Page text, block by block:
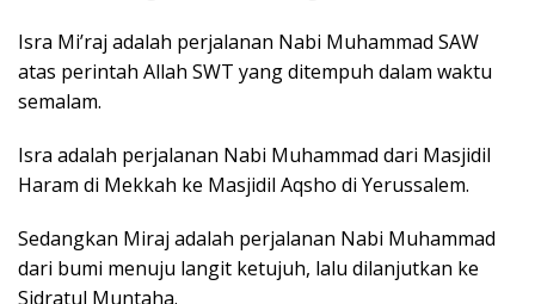
Isra Mi’raj adalah perjalanan Nabi Muhammad SAW
atas perintah Allah SWT yang ditempuh dalam waktu
semalam.
Isra adalah perjalanan Nabi Muhammad dari Masjidil
Haram di Mekkah ke Masjidil Aqsho di Yerussalem.
Sedangkan Miraj adalah perjalanan Nabi Muhammad
dari bumi menuju langit ketujuh, lalu dilanjutkan ke
Sidratul Muntaha.